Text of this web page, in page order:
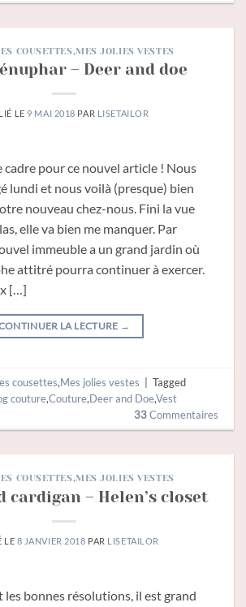
COUSETTES,MES JOLIES VESTES
– Deer and doe
LE 9 MAI 2018 PAR LISETAILOR
cadre pour ce nouvel article ! Nous
lundi et nous voilà (presque) bien
nouveau chez-nous. Fini la vue
elle va bien me manquer. Par
immeuble a un grand jardin où
attitré pourra continuer à exercer.
[…]
LA LECTURE →
cousettes,Mes jolies vestes
Tagged
couture,Couture,Deer and Doe,Vest
33Commentaires
COUSETTES,MES JOLIES VESTES
cardigan – Helen’s closet
LE 8 JANVIER 2018 PAR LISETAILOR
les bonnes résolutions, il est grand